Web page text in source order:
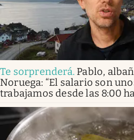
Te sorprenderá. Pablo,
Noruega: “El salario son
trabajamos desde las 8:00